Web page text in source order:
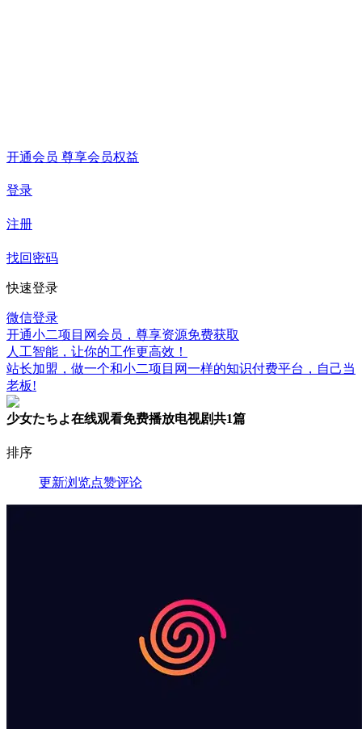
开通会员 尊享会员权益
登录
注册
找回密码
快速登录
微信登录
开通小二项目网会员，尊享资源免费获取
人工智能，让你的工作更高效！
站长加盟，做一个和小二项目网一样的知识付费平台，自己当
老板!
少女たちよ在线观看免费播放电视剧共1篇
排序
更新浏览点赞评论